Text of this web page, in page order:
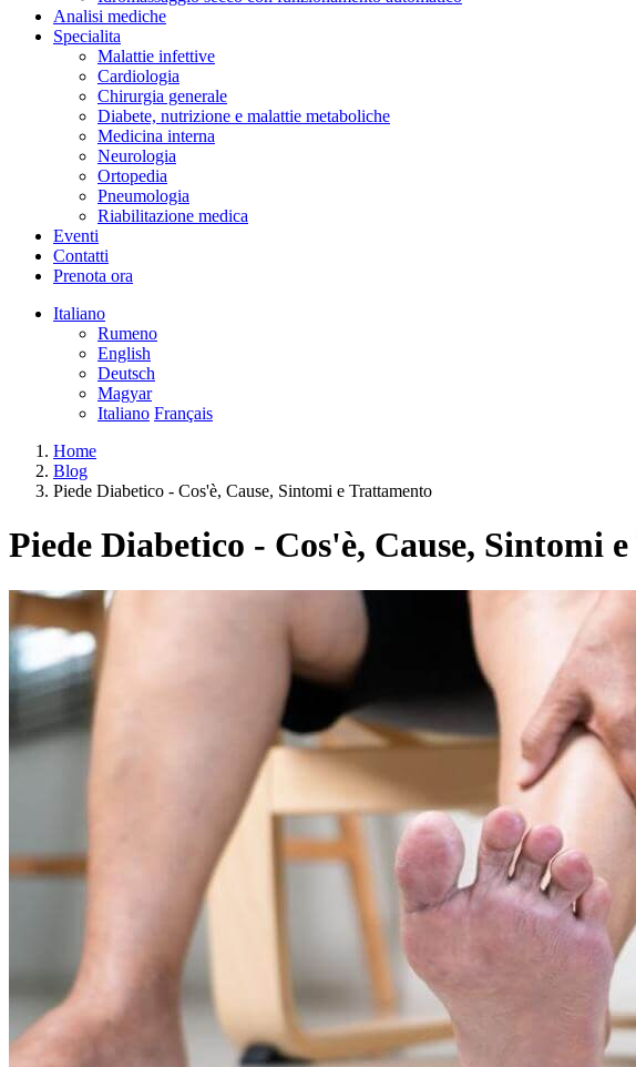
Analisi mediche
Specialita
Malattie infettive
Cardiologia
Chirurgia generale
Diabete, nutrizione e malattie metaboliche
Medicina interna
Neurologia
Ortopedia
Pneumologia
Riabilitazione medica
Eventi
Contatti
Prenota ora
Italiano
Rumeno
English
Deutsch
Magyar
Italiano Français
Home
Blog
Piede Diabetico - Cos'è, Cause, Sintomi e Trattamento
Piede Diabetico - Cos'è, Cause, Sintomi